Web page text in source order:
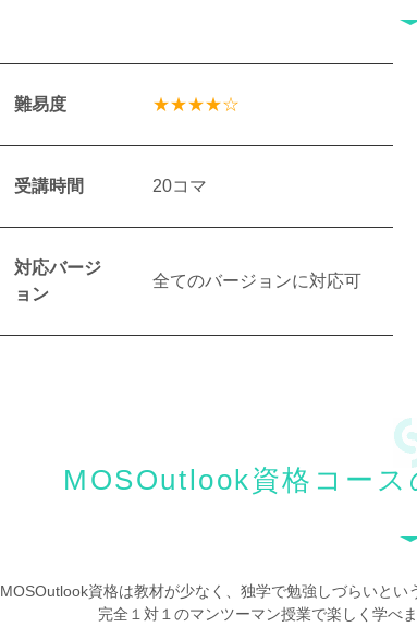
難易度 ★★★★☆
受講時間 20コマ
対応バージ
ョン
全てのバージョンに対応可
MOSOutlook資格コース
MOSOutlook資格は教材が少なく、独学で勉強しづらいと
完全１対１のマンツーマン授業で楽しく学べ